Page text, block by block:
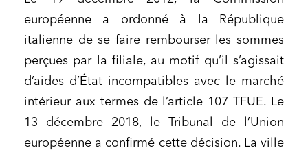
européenne a ordonné à la République
italienne de se faire rembourser les sommes
perçues par la filiale, au motif qu’il s’agissait
d’aides d’État incompatibles avec le marché
intérieur aux termes de l’article 107 TFUE. Le
13 décembre 2018, le Tribunal de l’Union
européenne a confirmé cette décision. La ville